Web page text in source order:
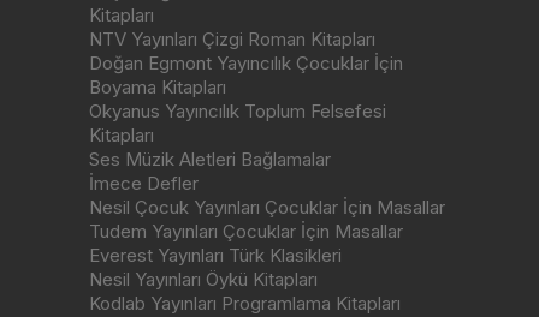
Kitapları
NTV Yayınları Çizgi Roman Kitapları
Doğan Egmont Yayıncılık Çocuklar İçin
Boyama Kitapları
Okyanus Yayıncılık Toplum Felsefesi
Kitapları
Ses Müzik Aletleri Bağlamalar
İmece Defler
Nesil Çocuk Yayınları Çocuklar İçin Masallar
Tudem Yayınları Çocuklar İçin Masallar
Everest Yayınları Türk Klasikleri
Nesil Yayınları Öykü Kitapları
Kodlab Yayınları Programlama Kitapları